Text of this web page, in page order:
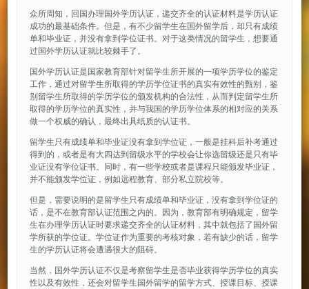
众所周知，回国办理国外学历认证，递交齐全的认证材料是学历认证
成功的最基础条件。但是，有不少留学生在国外留学后，却只有成绩
单和毕业证，并没有拿到学位证书。对于这类情况的留学生，想要通
过国外学历认证就比较棘手了。
国外学历认证是国家教育部针对留学生所开展的一项学历学位的鉴定
工作，通过对留学生所取得的学历学位证书的真实有效性的甄别，鉴
别留学生所取得的学历学位的颁发机构的合法性，从而判定留学生所
取得的学历学位的真实性，并与我国的学历学位体系的相对应的关系
做一个权威的确认，最终出具纸质的认证书。
留学生只有成绩单和毕业证没有拿到学位证，一般是挂科后补考通过
得到的，或者是有大四达到留级水平的学校会让你选留级还是只有毕
业证没有学位证书。同时，有一些学校或者是课程只能颁发毕业证，
并不能颁发学位证，例如远程教育、部分私立院校等。
但是，需要说明的是留学生只有成绩单和毕业证，没有拿到学位证的
话，是不在教育部认证范围之内的。因为，教育部有明确规定，留学
生在办理学历认证时要求递交齐全的认证材料，其中就包括了国外留
学所获的学位证。学位证作为重要的考核对象，若有缺少的话，留学
生的学历认证将会遭遇很大的阻碍。
当然，国外学历认证不仅是考察留学生是否毕业获得学历学位的真实
性以及有效性，还会对留学生国外留学的留学方式、授课目标、授课